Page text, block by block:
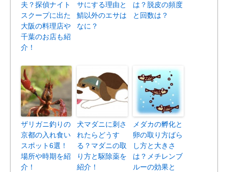
夫？探偵ナイト
スクープに出た
大阪の料理店や
千葉のお店も紹
介！
サにする理由と
鯖以外のエサは
なに？
は？脱皮の頻度
と回数は？
ザリガニ釣りの
京都の入れ食い
スポット6選！
場所や時期を紹
介！
犬マダニに刺さ
れたらどうす
る？マダニの取
り方と駆除薬を
紹介！
メダカの孵化と
卵の取り方ばら
し方と大きさ
は？メチレンブ
ルーの効果と